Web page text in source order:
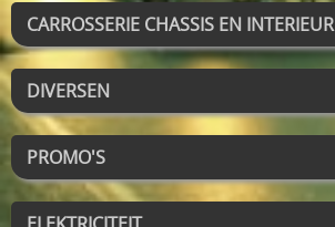
CARROSSERIE CHASSIS EN INTERIEUR
DIVERSEN
PROMO'S